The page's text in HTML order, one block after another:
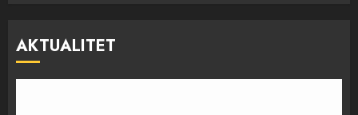
AKTUALITET